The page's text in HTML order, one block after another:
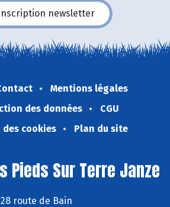
Inscription newsletter
Mentions légales
des données
CGU
des cookies
Plan du site
Pieds Sur Terre Janze
28 route de Bain